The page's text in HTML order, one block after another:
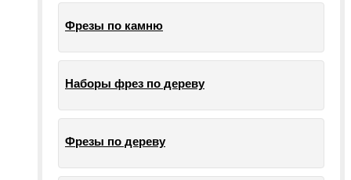
Фрезы по камню
Наборы фрез по дереву
Фрезы по дереву